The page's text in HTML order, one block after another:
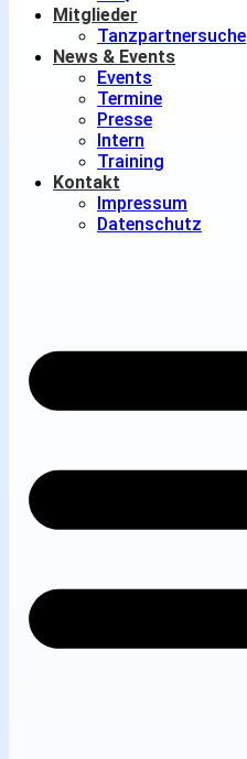
Mitglieder
Tanzpartnersuche
News & Events
Events
Termine
Presse
Intern
Training
Kontakt
Impressum
Datenschutz